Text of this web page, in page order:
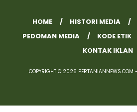
HOME HISTORI MEDIA
PEDOMAN MEDIA
KODE ETIK
KONTAK IKLAN
COPYRIGHT © 2026 PERTANIANNEWS.COM